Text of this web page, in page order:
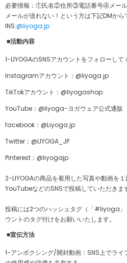
必要情報：①氏名②住所③電話番号④メー
メールが送れない！という方は下記DMから
INS:@liyoga.jp
■活動内容
1-LIYOGAのSNSアカウントをフォローして
Instagramアカウント：@liyoga.jp
TikTokアカウント：@liyogashop
YouTube：@liyoga-ヨガウェア公式通販
facebook： @Liyoga.jp
Twitter：@LIYOGA_JP
Pinterest：@liyogajp
2-LIYOGAの商品を着用した写真や動画を
YouTubeなどのSNSで投稿していただきま
投稿には2つのハッシュタグ（「#liyoga
ウントのタグ付けをお願いいたします。
■宣伝方法
1-アンボクシング/開封動画：SNS上でライ